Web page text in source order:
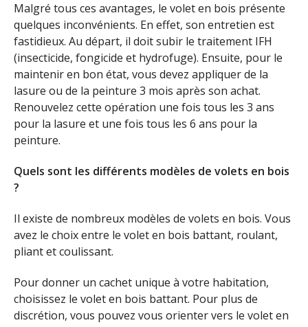
Malgré tous ces avantages, le volet en bois présente
quelques inconvénients. En effet, son entretien est
fastidieux. Au départ, il doit subir le traitement IFH
(insecticide, fongicide et hydrofuge). Ensuite, pour le
maintenir en bon état, vous devez appliquer de la
lasure ou de la peinture 3 mois après son achat.
Renouvelez cette opération une fois tous les 3 ans
pour la lasure et une fois tous les 6 ans pour la
peinture.
Quels sont les différents modèles de volets en bois
?
Il existe de nombreux modèles de volets en bois. Vous
avez le choix entre le volet en bois battant, roulant,
pliant et coulissant.
Pour donner un cachet unique à votre habitation,
choisissez le volet en bois battant. Pour plus de
discrétion, vous pouvez vous orienter vers le volet en